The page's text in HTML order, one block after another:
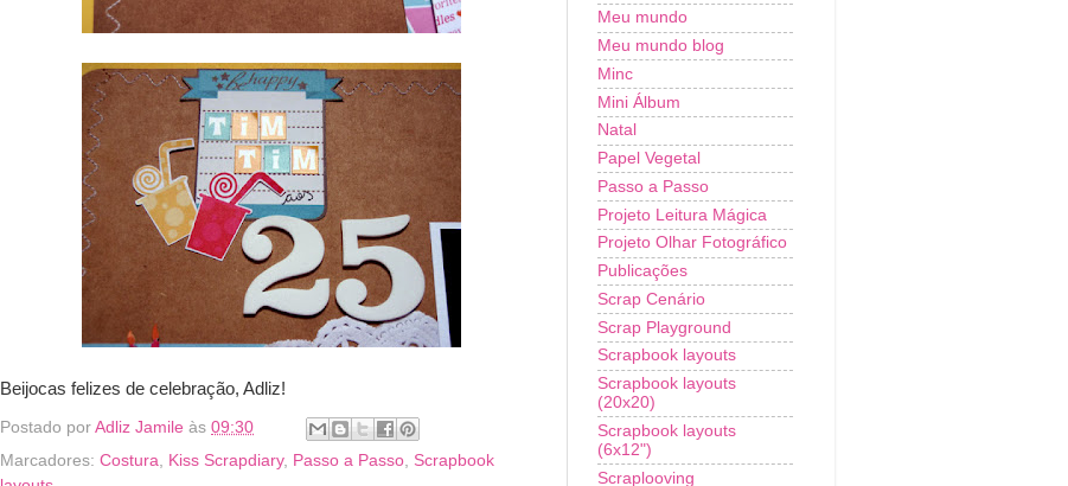
Beijocas felizes de celebração, Adliz!
Postado por Adliz Jamile às 09:30
Marcadores: Costura Kiss Scrapdiary, Passo a Passo Scrapbook
Meu mundo
Meu mundo blog
Minc
Mini Álbum
Natal
Papel Vegetal
Passo a Passo
Projeto Leitura Mágica
Projeto Olhar Fotográfico
Publicações
Scrap Cenário
Scrap Playground
Scrapbook layouts
Scrapbook layouts
(20x20)
Scrapbook layouts
(6x12")
Scraplooving